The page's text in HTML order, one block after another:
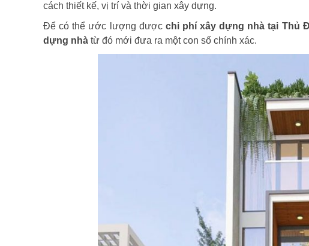
cách thiết kế, vị trí và thời gian xây dựng.
Để có thể ước lượng được chi phí xây dựng nhà tại Thủ
dựng nhà từ đó mới đưa ra một con số chính xác.